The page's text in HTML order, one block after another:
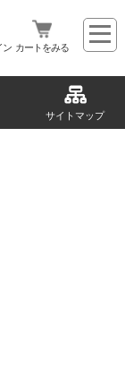
ン カートをみる
サイトマップ